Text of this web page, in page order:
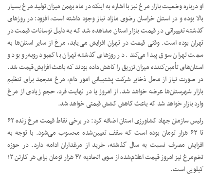
او درباره وضعیت بازار مرغ نیز با اشاره به اینکه در ماه بهمن میزان تولید مرغ بسیار
بالا بوده و در استان خراسان رضوی مازاد نیاز وجود داشته است، افزود: در روزهای
گذشته تغییراتی در قیمت بازار استان مشاهده شد که به دلیل نوسانات قیمت در
تهران بوده است. وقتی قیمت در تهران افزایش می‌یابد، مرغ از سایر استان‌ها به
سمت تهران سوق پیدا می‌کند. در روزهای گذشته تهران با کمبود روبه‌رو بود و
استان‌های تأمین‌کننده میزان تزریق را کاهش داده بودند که باعث افزایش قیمت شد.
در صورت نیاز از محل ذخایر شرکت پشتیبانی امور دام، مرغ منجمد برای تنظیم
بازار شهرستان‌ها عرضه خواهد شد. از امروز یا در نهایت فرد، حجم زیادی از مرغ
وارد بازار خواهد شد که باعث کاهش کشش قیمتی خواهد شد.
رئیس سازمان جهاد کشاورزی استان اضافه کرد: در برخی نقاط قیمت مرغ زنده ۶۲
تا ۶۳ هزار تومان بوده است که سقف تعیین‌شده محسوب می‌شود. با توجه به
افزایش مصرف نسبت به سال گذشته، خرید از مرغداران ادامه دارد. در حوزه
تخم‌مرغ نیز امروز قیمت اعلام‌شده از سوی اتحادیه ۴۷ هزار تومان برای هر کارتن ۱۳
کیلویی است.